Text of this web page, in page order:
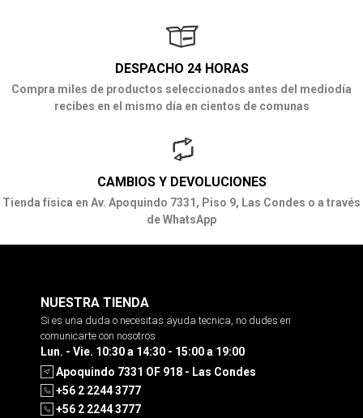
DESPACHO 24 HORAS
Compra miles de productos seleccionados antes del mediodía
recibes en el mismo día en cientos de comunas
CAMBIOS Y DEVOLUCIONES
Tienda física en Av. Apoquindo 7331, Piso 9, Las Condes o a través
de WhatsApp
NUESTRA TIENDA
Si es una duda o necesitas ayuda tecnica, no dudes en
comunicarte con nosotros
Lun. - Vie. 10:30 a 14:30 - 15:00 a 19:00
Apoquindo 7331 OF 918 - Las Condes
+56 2 2244 3777
+56 2 2244 3777